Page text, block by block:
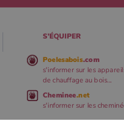
S'ÉQUIPER
Poelesabois.com
s'informer sur les
de chauffage au bois...
Cheminee.net
s'informer sur les